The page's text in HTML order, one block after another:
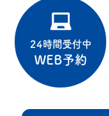
24時間受付中
WEB予約